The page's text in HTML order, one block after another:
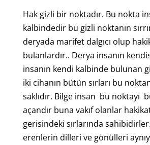
Hak gizli bir noktadır. Bu nokta
kalbindedir bu gizli noktanın
deryada marifet dalgıcı olup
bulanlardır.. Derya insanın
insanın kendi kalbinde bulunan
iki cihanın bütün sırları bu
saklıdır. Bilge insan bu noktayı
açandır buna vakıf olanlar hakikat
gerisindeki sırlarında
erenlerin dilleri ve gönülleri